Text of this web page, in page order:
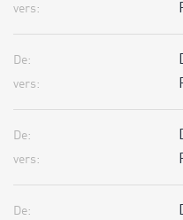
vers:
De:
vers:
De:
vers:
De: